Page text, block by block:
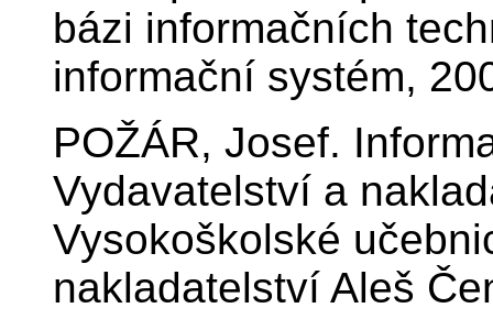
bázi informačních
informační systém,
POŽÁR, Josef.
Vydavatelství a
Vysokoškolské
nakladatelství Aleš